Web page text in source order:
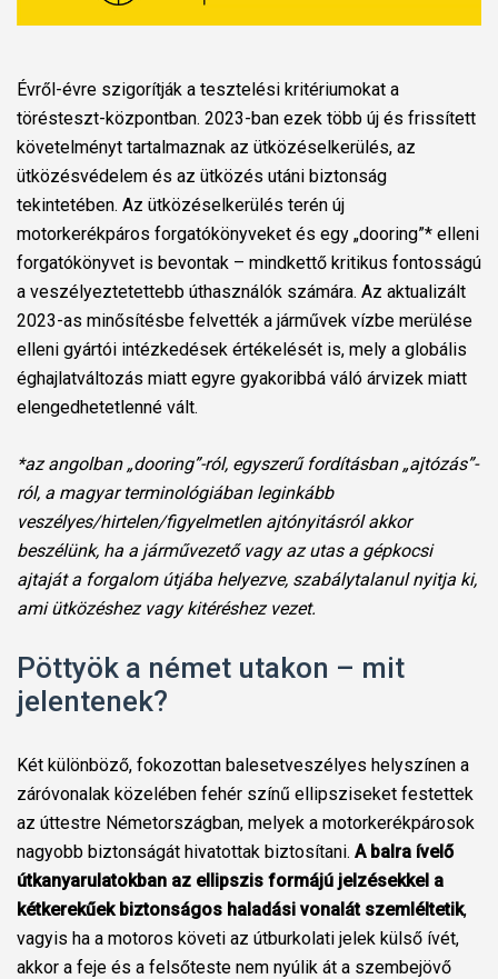
Évről-évre szigorítják a tesztelési kritériumokat a
törésteszt-központban. 2023-ban ezek több új és frissített
követelményt tartalmaznak az ütközéselkerülés, az
ütközésvédelem és az ütközés utáni biztonság
tekintetében. Az ütközéselkerülés terén új
motorkerékpáros forgatókönyveket és egy „dooring”* elleni
forgatókönyvet is bevontak – mindkettő kritikus fontosságú
a veszélyeztetettebb úthasználók számára. Az aktualizált
2023-as minősítésbe felvették a járművek vízbe merülése
elleni gyártói intézkedések értékelését is, mely a globális
éghajlatváltozás miatt egyre gyakoribbá váló árvizek miatt
elengedhetetlenné vált.
*az angolban „dooring”-ról, egyszerű fordításban „ajtózás”-
ról, a magyar terminológiában leginkább
veszélyes/hirtelen/figyelmetlen ajtónyitásról akkor
beszélünk, ha a járművezető vagy az utas a gépkocsi
ajtaját a forgalom útjába helyezve, szabálytalanul nyitja ki,
ami ütközéshez vagy kitéréshez vezet.
Pöttyök a német utakon – mit
jelentenek?
Két különböző, fokozottan balesetveszélyes helyszínen a
záróvonalak közelében fehér színű ellipsziseket festettek
az úttestre Németországban, melyek a motorkerékpárosok
nagyobb biztonságát hivatottak biztosítani. A balra ívelő
útkanyarulatokban az ellipszis formájú jelzésekkel a
kétkerekűek biztonságos haladási vonalát szemléltetik,
vagyis ha a motoros követi az útburkolati jelek külső ívét,
akkor a feje és a felsőteste nem nyúlik át a szembejövő